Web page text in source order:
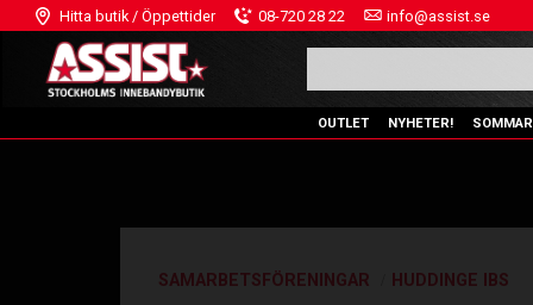
Hitta butik / Öppettider 08-720 28 22 info@assist.se
OUTLET NYHETER!
SAMARBETSFÖRENINGAR HUDDINGE IBS